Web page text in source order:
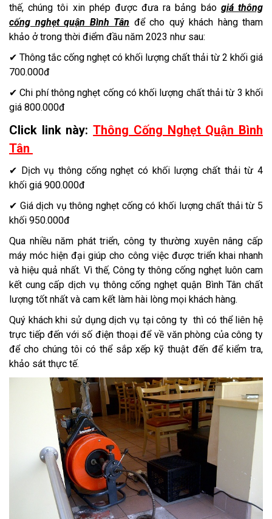
thế, chúng tôi xin phép được đưa ra bảng báo giá thông
cống nghẹt quận Bình Tân để cho quý khách hàng tham
khảo ở trong thời điểm đầu năm 2023 như sau:
✔ Thông tắc cống nghẹt có khối lượng chất thải từ 2 khối giá
700.000đ
✔ Chi phí thông nghẹt cống có khối lượng chất thải từ 3 khối
giá 800.000đ
Click link này:Thông Cống Nghẹt Quận Bình
Tân
✔ Dịch vụ thông cống nghẹt có khối lượng chất thải từ 4
khối giá 900.000đ
✔ Giá dịch vụ thông nghẹt cống có khối lượng chất thải từ 5
khối 950.000đ
Qua nhiều năm phát triển, công ty thường xuyên nâng cấp
máy móc hiện đại giúp cho công việc được triển khai nhanh
và hiệu quả nhất. Vì thế, Công ty thông cống nghẹt luôn cam
kết cung cấp dịch vụ thông cống nghẹt quận Bình Tân chất
lượng tốt nhất và cam kết làm hài lòng mọi khách hàng.
Quý khách khi sử dụng dịch vụ tại công ty thì có thể liên hệ
trực tiếp đến với số điện thoại để về văn phòng của công ty
để cho chúng tôi có thể sắp xếp kỹ thuật đến để kiểm tra,
khảo sát thực tế.